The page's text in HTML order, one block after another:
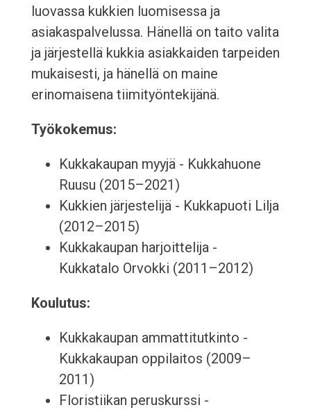
luovassa kukkien luomisessa ja
asiakaspalvelussa. Hänellä on taito valita
ja järjestellä kukkia asiakkaiden tarpeiden
mukaisesti, ja hänellä on maine
erinomaisena tiimityöntekijänä.
Työkokemus:
Kukkakaupan myyjä - Kukkahuone
Ruusu (2015–2021)
Kukkien järjestelijä - Kukkapuoti Lilja
(2012–2015)
Kukkakaupan harjoittelija -
Kukkatalo Orvokki (2011–2012)
Koulutus:
Kukkakaupan ammattitutkinto -
Kukkakaupan oppilaitos (2009–
2011)
Floristiikan peruskurssi -